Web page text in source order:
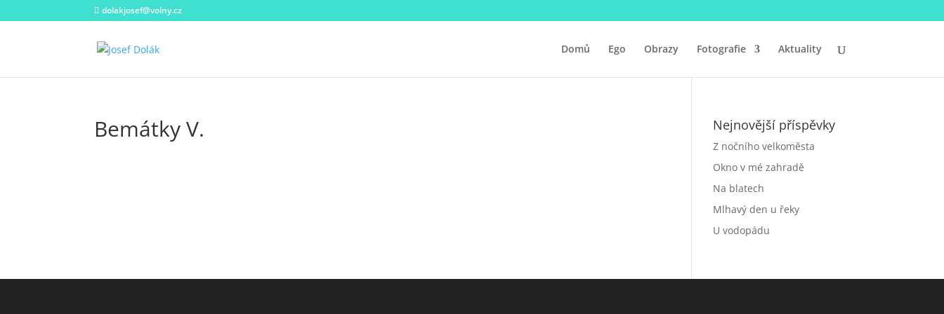
dolakjosef@volny.cz
Domů Ego Obrazy Fotografie Aktuality
Bemátky V. Nejnovější příspěvky
Z nočního velkoměsta
Okno v mé zahradě
Na blatech
Mlhavý den u řeky
U vodopádu